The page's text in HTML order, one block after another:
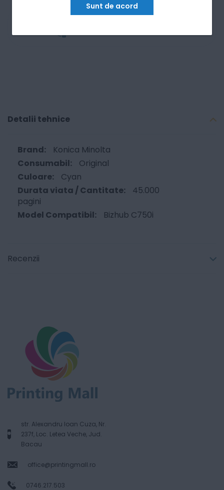
Sunt de acord
Detalii tehnice
Konica Minolta
Original
Cyan
45.000
pagini
Bizhub C750i
Recenzii
str. Alexandru Ioan Cuza, Nr.
237f, Loc. Letea Veche, Jud.
Bacau
office@printingmall.ro
0746.217.503